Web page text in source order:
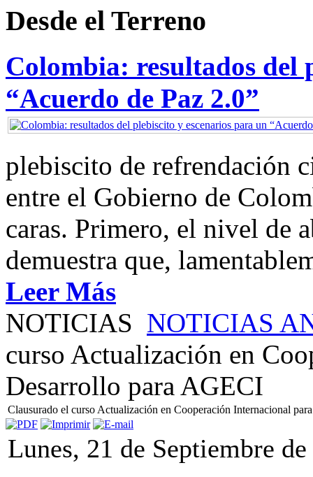
Desde el Terreno
Colombia: resultados del
“Acuerdo de Paz 2.0”
plebiscito de refrendación
entre el Gobierno de
caras. Primero, el nivel de
demuestra que,
Leer Más
NOTICIAS NOTICIAS
curso Actualización en
Desarrollo para AGECI
Clausurado el curso Actualización en Cooperación Internacional
Lunes, 21 de Septiembre